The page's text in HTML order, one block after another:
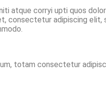
atque corryi upti quos
consectetur adipiscing
totam consectetur